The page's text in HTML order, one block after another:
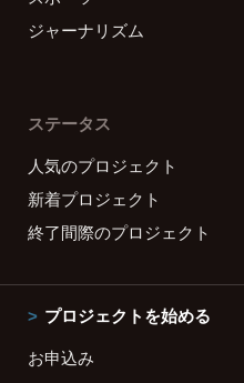
ジャーナリズム
ステータス
人気のプロジェクト
新着プロジェクト
終了間際のプロジェクト
プロジェクトを始める
お申込み